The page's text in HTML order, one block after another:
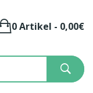
0 Artikel - 0,00€